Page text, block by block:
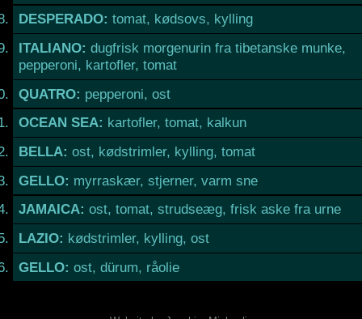
DESPERADO: tomat, kødsovs, kylling
ITALIANO: dugfrisk morgenurin fra tibetanske munke,
pepperoni, kartofler, tomat
QUATRO: pepperoni, ost
OCEAN SEA: kartofler, tomat, kalkun
BELLA: ost, kødstrimler, kylling, tomat
GELLO: myrraskær, stjerner, varm sne
JAMAICA: ost, tomat, strudseæg, frisk aske fra urne
LAZIO: kødstrimler, kylling, ost
GELLO: ost, dürum, råolie